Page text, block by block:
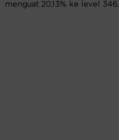
menguat 20,13% ke level 346.